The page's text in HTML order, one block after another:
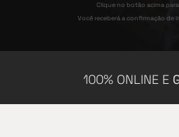
Clique no botão acima
Você receberá a confirmação de
100% ONLINE E